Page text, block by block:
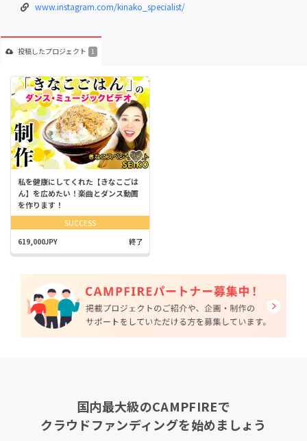
www.instagram.com/kinako_specialist/
投稿したプロジェクト 1
私を健康にしてくれた【きなこごは
ん】を広めたい！楽曲とダンス動画
を作ります！
SUCCESS
619,000JPY 終了
国内最大級のCAMPFIREで
クラウドファンディングを始めましょう